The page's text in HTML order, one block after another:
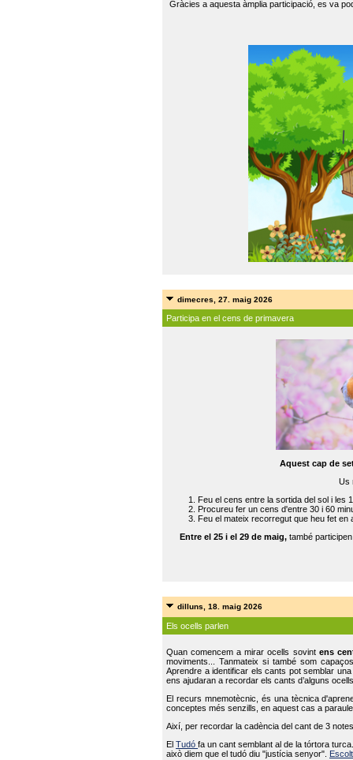
Gràcies a aquesta àmplia participació, es va
dimecres, 27. maig 2026
Participa en el cens de primavera
Aquest cap de
Us
Feu el cens entre la sortida del sol i les
Procureu fer un cens d'entre 30 i 60
Feu el mateix recorregut que heu fet en
Entre el 25 i el 29 de maig, també
dilluns, 18. maig 2026
Els ocells parlen
Quan comencem a mirar ocells sovint ens
moviments... Tanmateix si també som
Aprendre a identificar els cants pot semblar
ens ajudaran a recordar els cants d’alguns
El recurs mnemotècnic, és una tècnica
conceptes més senzills, en aquest cas a
Així, per recordar la cadència del cant de 3
ElTudófa un cant semblant al de la tórtora
això diem que el tudó diu "justícia senyor".